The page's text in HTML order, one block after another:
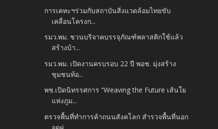
การเคหะฯร่วมกับสถาบันสิ่งแวดล้อมไทยขับ
เคลื่อนโครงก...
รมว.พม. ชวนบริจาคบรรจุภัณฑ์พลาสติกใช้แล้ว
สร้างบ้า...
รมว.พม. เปิดงานครบรอบ 22 ปี พอช. มุ่งสร้าง
ชุมชนท้อ...
พช.เปิดนิทรรศการ “Weaving the Future เส้นใย
แห่งภูม...
ตรวจพื้นที่ทำการค้าถนนสังคโลก สำรวจพื้นที่นอก